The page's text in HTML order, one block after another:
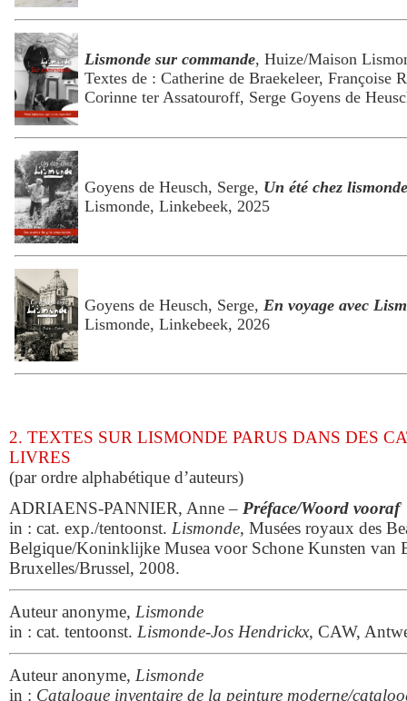
Lismonde sur commande, Huize/Maison
Textes de : Catherine de Braekeleer, Françoise
Corinne ter Assatouroff, Serge Goyens de
Goyens de Heusch, Serge, Un été chez lismonde
Lismonde, Linkebeek, 2025
Goyens de Heusch, Serge, En voyage avec
Lismonde, Linkebeek, 2026
2. TEXTES SUR LISMONDE PARUS DANS DES
LIVRES
(par ordre alphabétique d’auteurs)
ADRIAENS-PANNIER, Anne – Préface/Woord vooraf
in : cat. exp./tentoonst. Lismonde, Musées royaux des
Belgique/Koninklijke Musea voor Schone Kunsten van
Bruxelles/Brussel, 2008.
Auteur anonyme, Lismonde
in : cat. tentoonst. Lismonde-Jos Hendrickx, CAW,
Auteur anonyme, Lismonde
in : Catalogue inventaire de la peinture moderne/